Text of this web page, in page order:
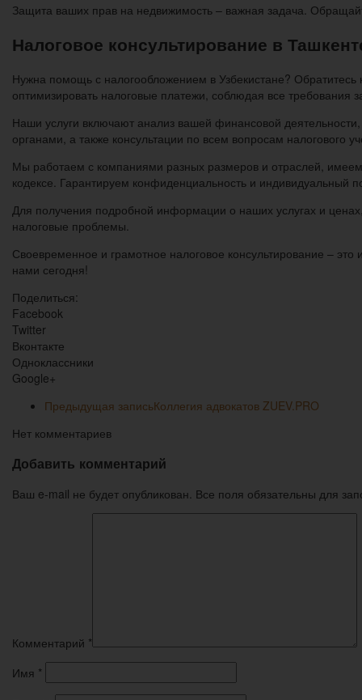
Защита ваших прав на недвижимость – важная задача.
Налоговое консультирование в
Нужна помощь с налогообложением в Узбекистане?
оптимизировать налоговые платежи, соблюдая все требования
Наши услуги включают анализ вашей финансовой
органами, а также консультации по всем вопросам налогового
Мы работаем с компаниями разных размеров и отраслей,
кодексе. Гарантируем конфиденциальность и индивидуальный
Для получения подробной информации о наших услугах и
налоговые проблемы.
Своевременное и грамотное налоговое консультирование –
нами сегодня!
Поделиться:
Facebook
Twitter
Вконтакте
Одноклассники
Google+
Предыдущая записьКоллегия адвокатов ZUEV.PRO
Нет комментариев
Добавить комментарий
Ваш e-mail не будет опубликован. Все поля обязательны для
Комментарий *
Имя *